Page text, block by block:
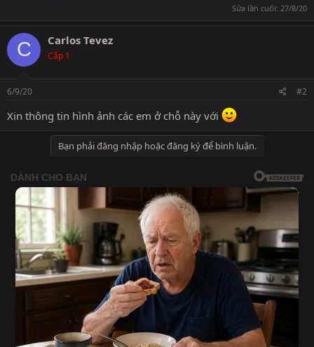
Sửa lần cuối: 27/8/20
C Carlos Tevez
Cấp 1
6/9/20 #2
Xin thông tin hình ảnh các em ở chỗ này với
Bạn phải đăng nhập hoặc đăng ký để bình luận.